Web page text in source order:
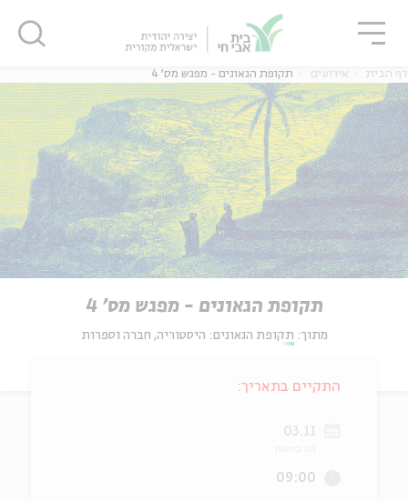
דף הבית אירועים תקופת הגאונים - מפגש מס' 4
תקופת הגאונים - מפגש מס' 4
מתוך: תקופת הגאונים: היסטוריה, חברה וספרות
התקיים בתאריך:
03.11
09:00
סגור